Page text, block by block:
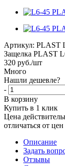
Артикул: PLAST
Защелка PLAST
320 руб./шт
Много
Нашли дешевле?
-
В корзину
Купить в 1 клик
Цена
отличаться от
Описание
Задать
Отзывы